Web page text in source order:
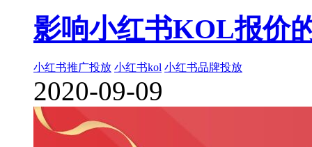
影响小红书KOL报价
小红书推广投放 小红书kol 小红书品牌投放
2020-09-09